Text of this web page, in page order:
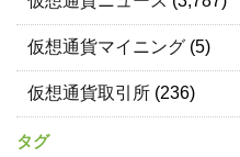
仮想通貨マイニング (5)
仮想通貨取引所 (236)
タグ